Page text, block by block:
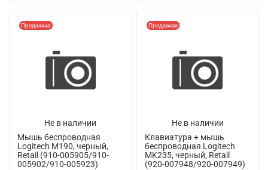
Не в наличии
Предзаказ
Мышь беспроводная
Logitech M190, черный,
Retail (910-005905/910-
005902/910-005923)
Не в наличии
Предзаказ
Клавиатура + мышь
беспроводная Logitech
MK235, черный, Retail
(920-007948/920-007949)